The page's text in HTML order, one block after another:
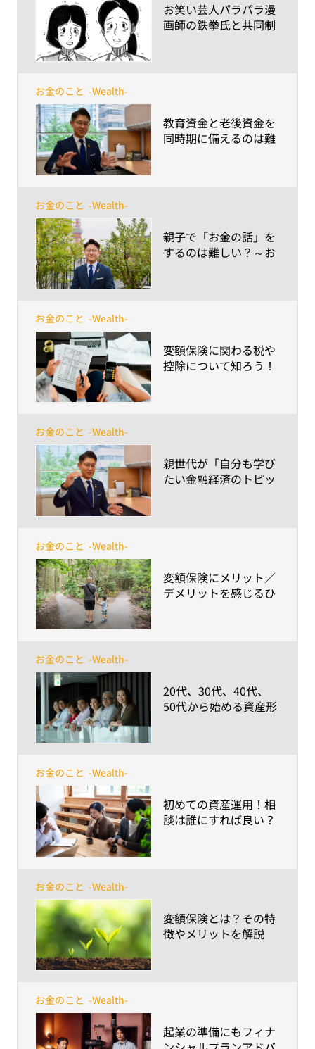
​お笑い芸人パラパラ漫
画師の鉄拳氏と共同制
お金のこと -Wealth-
​教育資金と老後資金を
同時期に備えるのは難
お金のこと -Wealth-
​親子で「お金の話」を
するのは難しい？～お
お金のこと -Wealth-
​変額保険に関わる税や
控除について知ろう！
お金のこと -Wealth-
​親世代が「自分も学び
たい金融経済のトピッ
お金のこと -Wealth-
​変額保険にメリット／
デメリットを感じるひ
お金のこと -Wealth-
​20代、30代、40代、
50代から始める資産形
お金のこと -Wealth-
​初めての資産運用！相
談は誰にすれば良い？
お金のこと -Wealth-
​変額保険とは？その特
徴やメリットを解説
お金のこと -Wealth-
​起業の準備にもフィナ